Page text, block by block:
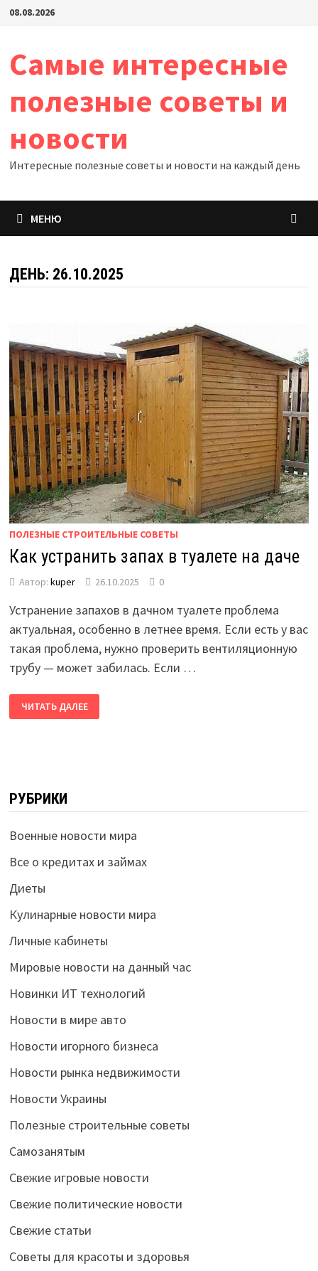
Перейти
08.08.2026
Самые интересные
полезные советы и
новости
Интересные полезные советы и новости на каждый день
МЕНЮ
ДЕНЬ: 26.10.2025
ПОЛЕЗНЫЕ СТРОИТЕЛЬНЫЕ СОВЕТЫ
Как устранить запах в туалете на даче
Автор: kuper 26.10.2025 0
Устранение запахов в дачном туалете проблема
актуальная, особенно в летнее время. Если есть у вас
такая проблема, нужно проверить вентиляционную
трубу — может забилась. Если …
ЧИТАТЬ ДАЛЕЕ
РУБРИКИ
Военные новости мира
Все о кредитах и займах
Диеты
Кулинарные новости мира
Личные кабинеты
Мировые новости на данный час
Новинки ИТ технологий
Новости в мире авто
Новости игорного бизнеса
Новости рынка недвижимости
Новости Украины
Полезные строительные советы
Самозанятым
Свежие игровые новости
Свежие политические новости
Свежие статьи
Советы для красоты и здоровья